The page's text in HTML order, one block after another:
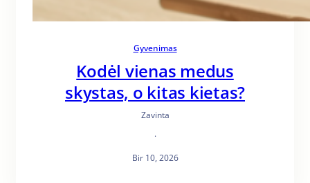
Gyvenimas
Kodėl vienas medus
skystas, o kitas kietas?
Zavinta
·
Bir 10, 2026